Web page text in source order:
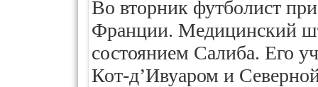
Во вторник футболист
Франции. Медицинский
состоянием Салиба. Его
Кот-д’Ивуаром и